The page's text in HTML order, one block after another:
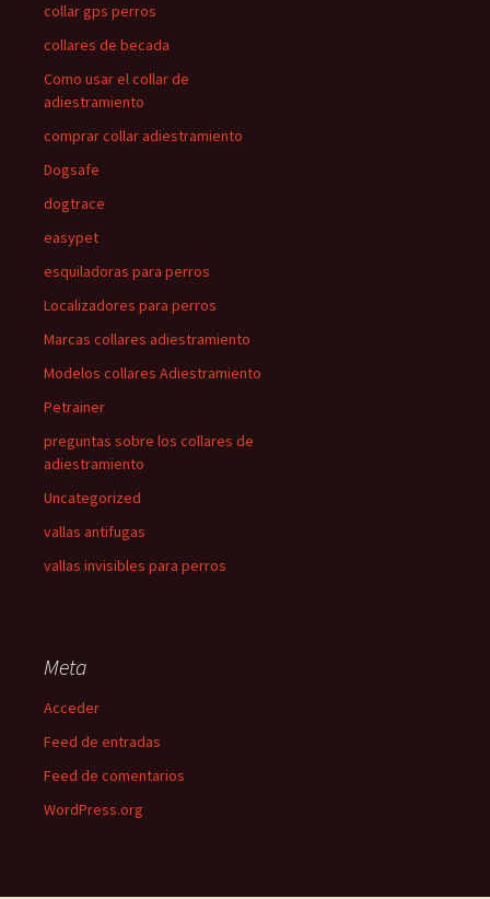
collar gps perros
collares de becada
Como usar el collar de
adiestramiento
comprar collar adiestramiento
Dogsafe
dogtrace
easypet
esquiladoras para perros
Localizadores para perros
Marcas collares adiestramiento
Modelos collares Adiestramiento
Petrainer
preguntas sobre los collares de
adiestramiento
Uncategorized
vallas antifugas
vallas invisibles para perros
Meta
Acceder
Feed de entradas
Feed de comentarios
WordPress.org